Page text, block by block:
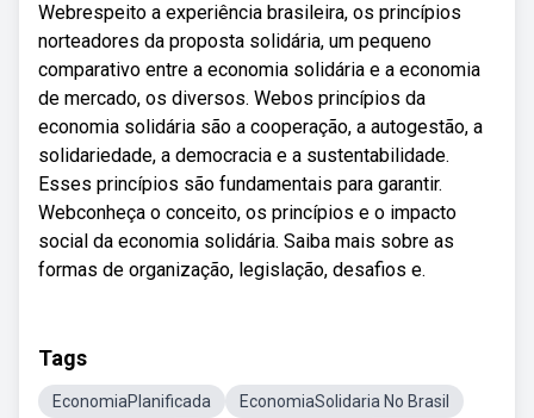
Webrespeito a experiência brasileira, os princípios
norteadores da proposta solidária, um pequeno
comparativo entre a economia solidária e a economia
de mercado, os diversos. Webos princípios da
economia solidária são a cooperação, a autogestão, a
solidariedade, a democracia e a sustentabilidade.
Esses princípios são fundamentais para garantir.
Webconheça o conceito, os princípios e o impacto
social da economia solidária. Saiba mais sobre as
formas de organização, legislação, desafios e.
Tags
EconomiaPlanificada
EconomiaSolidaria No Brasil